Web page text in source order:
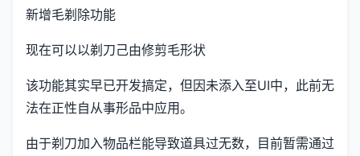
新增毛剃除功能
现在可以以剃刀己由修剪毛形状
该功能其实早已开发搞定，但因未添入至UI中，此前无
法在正性自从事形品中应用。
由于剃刀加入物品栏能导致道具过无数，目前暂需通过